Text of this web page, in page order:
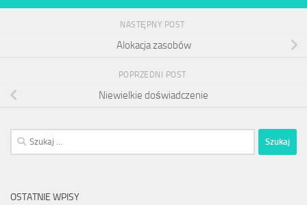
NASTĘPNY POST
Alokacja zasobów
POPRZEDNI POST
Niewielkie doświadczenie
Szukaj:
OSTATNIE WPISY